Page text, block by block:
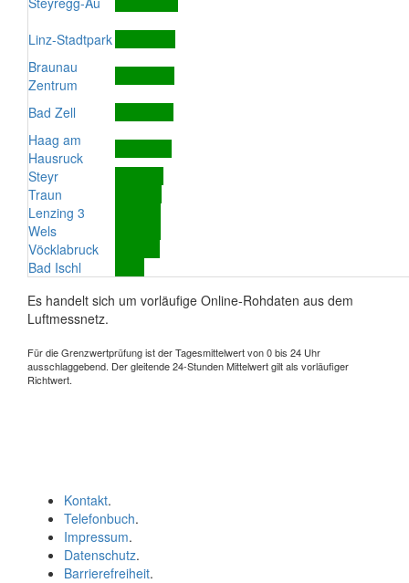
Linz-Stadtpark
Braunau
Zentrum
Bad Zell
Haag am
Hausruck
Steyr
Traun
Lenzing 3
Wels
Vöcklabruck
Bad Ischl
Es handelt sich um vorläufige Online-Rohdaten aus dem
Luftmessnetz.
Für die Grenzwertprüfung ist der Tagesmittelwert von 0 bis 24 Uhr
ausschlaggebend. Der gleitende 24-Stunden Mittelwert gilt als vorläufiger
Richtwert.
Kontakt.
Telefonbuch.
Impressum.
Datenschutz.
Barrierefreiheit.